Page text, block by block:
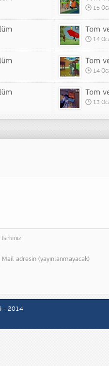
15
14
14
13
İsminiz
Mail adresin (yayınlanmayacak)
- 2014